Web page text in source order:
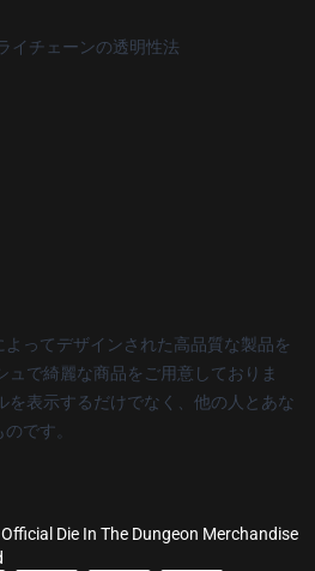
イチェーンの透明性法
ってデザインされた高品質な製品を
ュで綺麗な商品をご用意しておりま
を表示するだけでなく、他の人とあな
です。
Official Die In The Dungeon Merchandise